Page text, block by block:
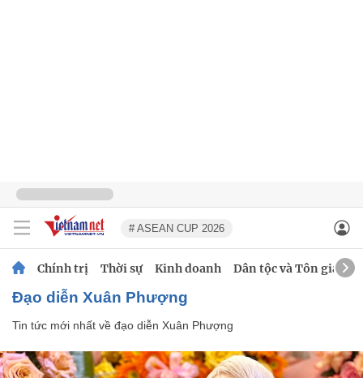
# ASEAN CUP 2026
Chính trị Thời sự Kinh doanh Dân tộc và Tôn giáo
đạo diễn Xuân Phượng
Tin tức mới nhất về đạo diễn Xuân Phượng